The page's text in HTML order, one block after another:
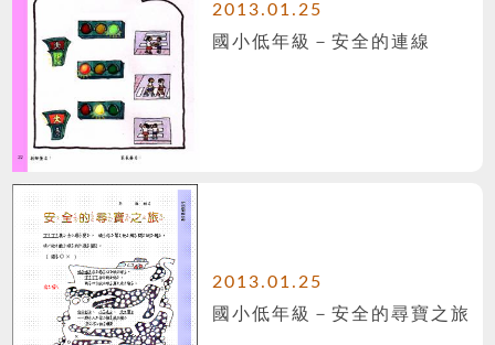
2013.01.25
國小低年級－安全的連線
2013.01.25
國小低年級－安全的尋寶之旅